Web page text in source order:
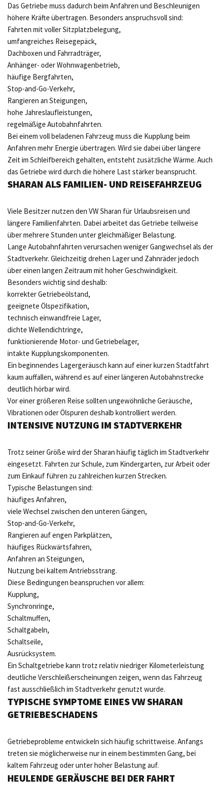
Das Getriebe muss dadurch beim Anfahren und Beschleunigen
höhere Kräfte übertragen. Besonders anspruchsvoll sind:
Fahrten mit voller Sitzplatzbelegung,
umfangreiches Reisegepäck,
Dachboxen und Fahrradträger,
Anhänger- oder Wohnwagenbetrieb,
häufige Bergfahrten,
Stop-and-Go-Verkehr,
Rangieren an Steigungen,
hohe Jahreslaufleistungen,
regelmäßige Autobahnfahrten.
Bei einem voll beladenen Fahrzeug muss die Kupplung beim
Anfahren mehr Energie übertragen. Wird sie dabei über längere
Zeit im Schleifbereich gehalten, entsteht zusätzliche Wärme. Auch
das Getriebe wird durch die höhere Last stärker beansprucht.
SHARAN ALS FAMILIEN- UND REISEFAHRZEUG
Viele Besitzer nutzen den VW Sharan für Urlaubsreisen und
längere Familienfahrten. Dabei arbeitet das Getriebe teilweise
über mehrere Stunden unter gleichmäßiger Belastung.
Lange Autobahnfahrten verursachen weniger Gangwechsel als der
Stadtverkehr. Gleichzeitig drehen Lager und Zahnräder jedoch
über einen langen Zeitraum mit hoher Geschwindigkeit.
Besonders wichtig sind deshalb:
korrekter Getriebeölstand,
geeignete Ölspezifikation,
technisch einwandfreie Lager,
dichte Wellendichtringe,
funktionierende Motor- und Getriebelager,
intakte Kupplungskomponenten.
Ein beginnendes Lagergeräusch kann auf einer kurzen Stadtfahrt
kaum auffallen, während es auf einer längeren Autobahnstrecke
deutlich hörbar wird.
Vor einer größeren Reise sollten ungewöhnliche Geräusche,
Vibrationen oder Ölspuren deshalb kontrolliert werden.
INTENSIVE NUTZUNG IM STADTVERKEHR
Trotz seiner Größe wird der Sharan häufig täglich im Stadtverkehr
eingesetzt. Fahrten zur Schule, zum Kindergarten, zur Arbeit oder
zum Einkauf führen zu zahlreichen kurzen Strecken.
Typische Belastungen sind:
häufiges Anfahren,
viele Wechsel zwischen den unteren Gängen,
Stop-and-Go-Verkehr,
Rangieren auf engen Parkplätzen,
häufiges Rückwärtsfahren,
Anfahren an Steigungen,
Nutzung bei kaltem Antriebsstrang.
Diese Bedingungen beanspruchen vor allem:
Kupplung,
Synchronringe,
Schaltmuffen,
Schaltgabeln,
Schaltseile,
Ausrücksystem.
Ein Schaltgetriebe kann trotz relativ niedriger Kilometerleistung
deutliche Verschleißerscheinungen zeigen, wenn das Fahrzeug
fast ausschließlich im Stadtverkehr genutzt wurde.
TYPISCHE SYMPTOME EINES VW SHARAN
GETRIEBESCHADENS
Getriebeprobleme entwickeln sich häufig schrittweise. Anfangs
treten sie möglicherweise nur in einem bestimmten Gang, bei
kaltem Fahrzeug oder unter hoher Belastung auf.
HEULENDE GERÄUSCHE BEI DER FAHRT